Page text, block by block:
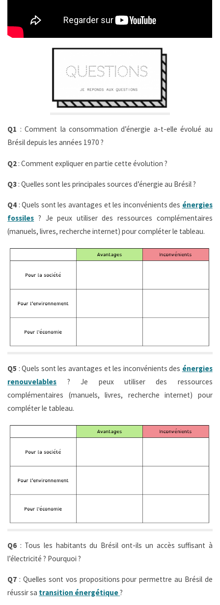
Q1 : Comment la consommation d’énergie a-t-elle évolué au
Brésil depuis les années 1970 ?
Q2 : Comment expliquer en partie cette évolution ?
Q3 : Quelles sont les principales sources d’énergie au Brésil ?
Q4 : Quels sont les avantages et les inconvénients des énergies
fossiles ? Je peux utiliser des ressources complémentaires
(manuels, livres, recherche internet) pour compléter le tableau.
Q5 : Quels sont les avantages et les inconvénients des énergies
renouvelables ? Je peux utiliser des ressources
complémentaires (manuels, livres, recherche internet) pour
compléter le tableau.
Q6 : Tous les habitants du Brésil ont-ils un accès suffisant à
l’électricité ? Pourquoi ?
Q7 : Quelles sont vos propositions pour permettre au Brésil de
réussir sa transition énergétique?